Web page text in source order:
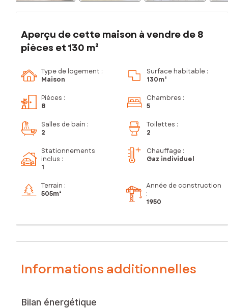
Aperçu de cette maison à vendre de 8
pièces et 130 m²
Type de logement :
Maison
Surface habitable :
130m²
Pièces :
8
Chambres :
5
Salles de bain :
2
Toilettes :
2
Stationnements
inclus :
1
Chauffage :
Gaz individuel
Terrain :
505m²
Année de construction
:
1950
Informations additionnelles
Bilan énergétique